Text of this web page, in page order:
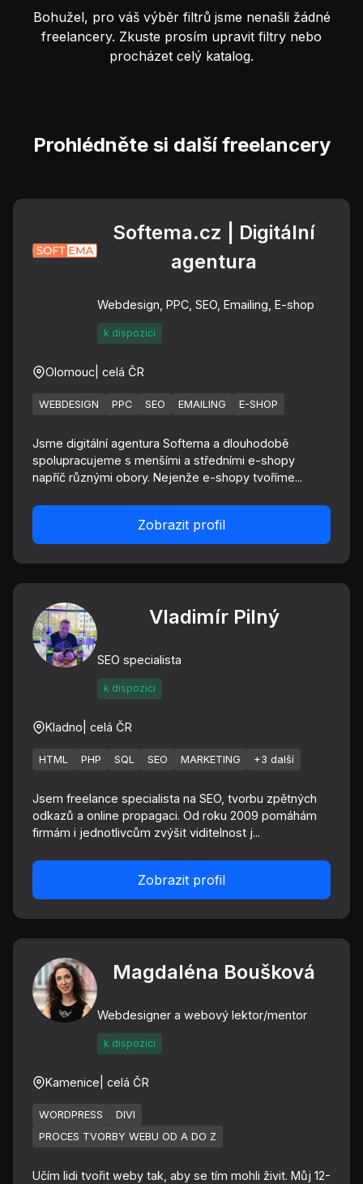
Bohužel, pro váš výběr filtrů jsme nenašli žádné
freelancery. Zkuste prosím upravit filtry nebo
procházet celý katalog.
Prohlédněte si další freelancery
Softema.cz | Digitální
agentura
Webdesign, PPC, SEO, Emailing, E-shop
k dispozici
Olomouc | celá ČR
WEBDESIGN PPC SEO EMAILING E-SHOP
Jsme digitální agentura Softema a dlouhodobě
spolupracujeme s menšími a středními e-shopy
napříč různými obory. Nejenže e-shopy tvoříme...
Zobrazit profil
Vladimír Pilný
SEO specialista
k dispozici
Kladno | celá ČR
HTML PHP SQL SEO MARKETING +3 další
Jsem freelance specialista na SEO, tvorbu zpětných
odkazů a online propagaci. Od roku 2009 pomáhám
firmám i jednotlivcům zvýšit viditelnost j...
Zobrazit profil
Magdaléna Boušková
Webdesigner a webový lektor/mentor
k dispozici
Kamenice | celá ČR
WORDPRESS
DIVI
PROCES TVORBY WEBU OD A DO Z
Učím lidi tvořit weby tak, aby se tím mohli živit. Můj 12-